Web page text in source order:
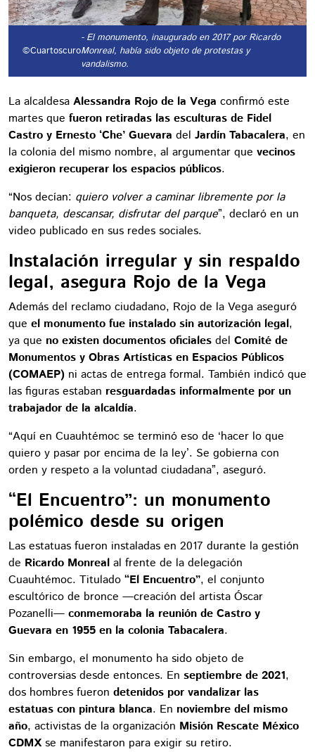
©Cuartoscuro
- El monumento, inaugurado en 2017 por Ricardo
Monreal, había sido objeto de protestas y
vandalismo.
La alcaldesa Alessandra Rojo de la Vega confirmó este
martes que fueron retiradas las esculturas de Fidel
Castro y Ernesto ‘Che’ Guevara del Jardín Tabacalera, en
la colonia del mismo nombre, al argumentar que vecinos
exigieron recuperar los espacios públicos.
“Nos decían: quiero volver a caminar libremente por la
banqueta, descansar, disfrutar del parque”, declaró en un
video publicado en sus redes sociales.
Instalación irregular y sin respaldo
legal, asegura Rojo de la Vega
Además del reclamo ciudadano, Rojo de la Vega aseguró
que el monumento fue instalado sin autorización legal,
ya que no existen documentos oficiales del Comité de
Monumentos y Obras Artísticas en Espacios Públicos
(COMAEP) ni actas de entrega formal. También indicó que
las figuras estaban resguardadas informalmente por un
trabajador de la alcaldía.
“Aquí en Cuauhtémoc se terminó eso de ‘hacer lo que
quiero y pasar por encima de la ley’. Se gobierna con
orden y respeto a la voluntad ciudadana”, aseguró.
“El Encuentro”: un monumento
polémico desde su origen
Las estatuas fueron instaladas en 2017 durante la gestión
de Ricardo Monreal al frente de la delegación
Cuauhtémoc. Titulado “El Encuentro”, el conjunto
escultórico de bronce —creación del artista Óscar
Pozanelli— conmemoraba la reunión de Castro y
Guevara en 1955 en la colonia Tabacalera.
Sin embargo, el monumento ha sido objeto de
controversias desde entonces. En septiembre de 2021,
dos hombres fueron detenidos por vandalizar las
estatuas con pintura blanca. En noviembre del mismo
año, activistas de la organización Misión Rescate México
CDMX se manifestaron para exigir su retiro.